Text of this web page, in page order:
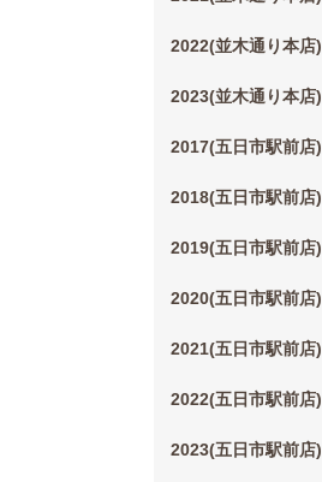
2022(並木通り本店)
2023(並木通り本店)
2017(五日市駅前店)
2018(五日市駅前店)
2019(五日市駅前店)
2020(五日市駅前店)
2021(五日市駅前店)
2022(五日市駅前店)
2023(五日市駅前店)